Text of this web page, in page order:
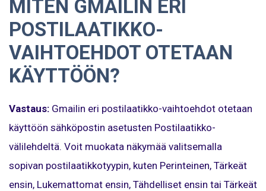
MITEN GMAILIN ERI
POSTILAATIKKO-
VAIHTOEHDOT OTETAAN
KÄYTTÖÖN?
Vastaus: Gmailin eri postilaatikko-vaihtoehdot otetaan
käyttöön sähköpostin asetusten Postilaatikko-
välilehdeltä. Voit muokata näkymää valitsemalla
sopivan postilaatikkotyypin, kuten Perinteinen, Tärkeät
ensin, Lukemattomat ensin, Tähdelliset ensin tai Tärkeät